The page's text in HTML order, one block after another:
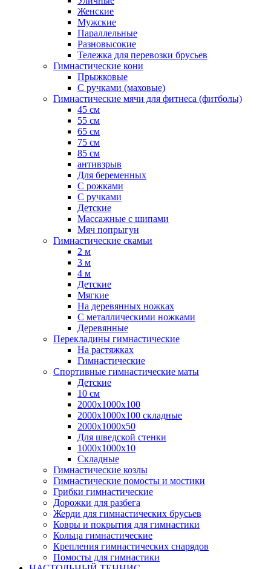
Женские
Мужские
Параллельные
Разновысокие
Тележка для перевозки брусьев
Гимнастические кони
Прыжковые
С ручками (маховые)
Гимнастические мячи для фитнеса (фитболы)
45 см
55 см
65 см
75 см
85 см
антивзрыв
Для беременных
С рожками
С ручками
Детские
Массажные с шипами
Мяч попрыгун
Гимнастические скамьи
2 м
3 м
4 м
Детские
Мягкие
На деревянных ножках
С металлическими ножками
Деревянные
Перекладины гимнастические
На растяжках
Гимнастические
Спортивные гимнастические маты
Детские
10 см
2000х1000х100
2000х1000х100 складные
2000х1000х50
Для шведской стенки
1000х1000х10
Складные
Гимнастические козлы
Гимнастические помосты и мостики
Грибки гимнастические
Дорожки для разбега
Жерди для гимнастических брусьев
Ковры и покрытия для гимнастики
Кольца гимнастические
Крепления гимнастических снарядов
Помосты для гимнастики